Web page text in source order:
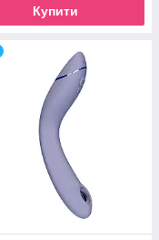
Купити